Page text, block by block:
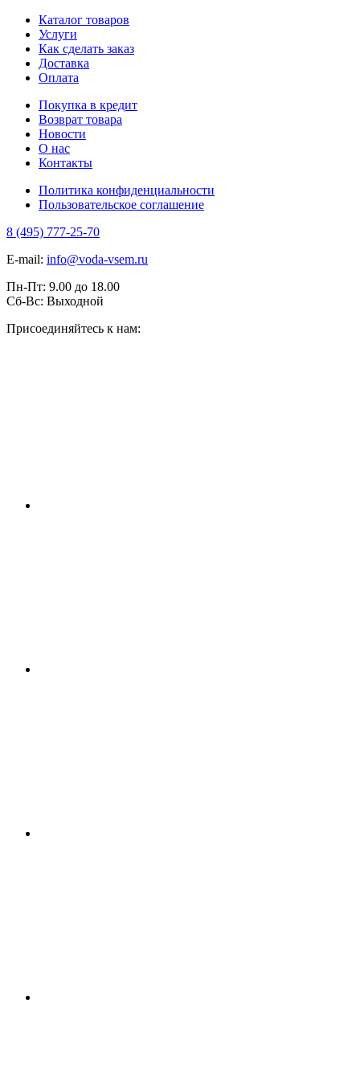
Каталог товаров
Услуги
Как сделать заказ
Доставка
Оплата
Покупка в кредит
Возврат товара
Новости
О нас
Контакты
Политика конфиденциальности
Пользовательское соглашение
8 (495) 777-25-70
E-mail: info@voda-vsem.ru
Пн-Пт: 9.00 до 18.00
Сб-Вс: Выходной
Присоединяйтесь к нам: